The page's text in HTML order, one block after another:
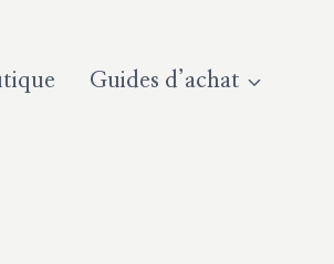
Guides d’achat